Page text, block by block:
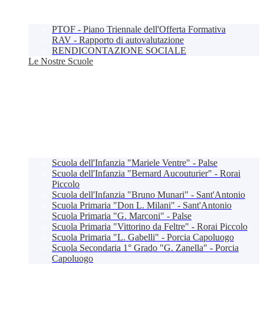
PTOF - Piano Triennale dell'Offerta Formativa
RAV - Rapporto di autovalutazione
RENDICONTAZIONE SOCIALE
Le Nostre Scuole
Scuola dell'Infanzia "Mariele Ventre" - Palse
Scuola dell'Infanzia "Bernard Aucouturier" - Rorai
Piccolo
Scuola dell'Infanzia "Bruno Munari" - Sant'Antonio
Scuola Primaria "Don L. Milani" - Sant'Antonio
Scuola Primaria "G. Marconi" - Palse
Scuola Primaria "Vittorino da Feltre" - Rorai Piccolo
Scuola Primaria "L. Gabelli" - Porcia Capoluogo
Scuola Secondaria 1° Grado "G. Zanella" - Porcia
Capoluogo